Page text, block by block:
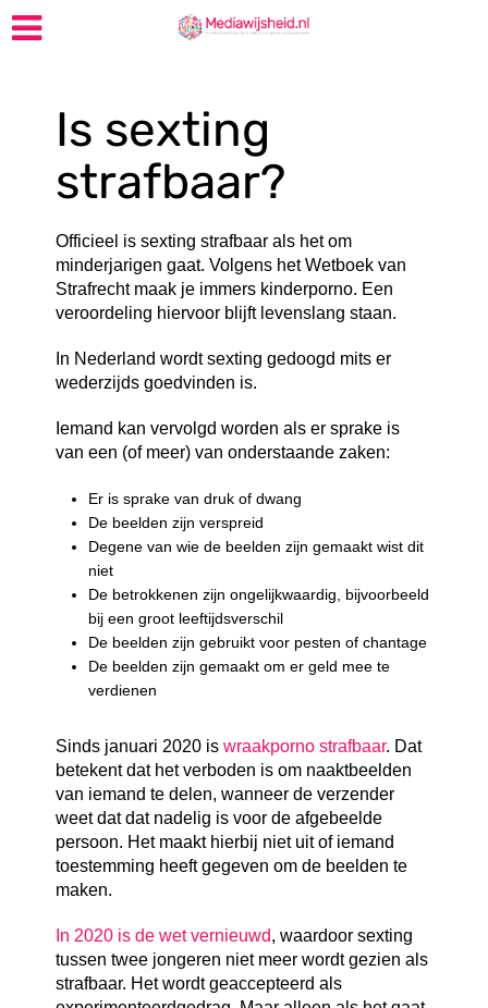
Is sexting
strafbaar?
Officieel is sexting strafbaar als het om
minderjarigen gaat. Volgens het Wetboek van
Strafrecht maak je immers kinderporno. Een
veroordeling hiervoor blijft levenslang staan.
In Nederland wordt sexting gedoogd mits er
wederzijds goedvinden is.
Iemand kan vervolgd worden als er sprake is
van een (of meer) van onderstaande zaken:
Er is sprake van druk of dwang
De beelden zijn verspreid
Degene van wie de beelden zijn gemaakt wist dit
niet
De betrokkenen zijn ongelijkwaardig, bijvoorbeeld
bij een groot leeftijdsverschil
De beelden zijn gebruikt voor pesten of chantage
De beelden zijn gemaakt om er geld mee te
verdienen
Sinds januari 2020 iswraakporno strafbaar. Dat
betekent dat het verboden is om naaktbeelden
van iemand te delen, wanneer de verzender
weet dat dat nadelig is voor de afgebeelde
persoon. Het maakt hierbij niet uit of iemand
toestemming heeft gegeven om de beelden te
maken.
In 2020 is de wet vernieuwd, waardoor sexting
tussen twee jongeren niet meer wordt gezien als
strafbaar. Het wordt geaccepteerd als